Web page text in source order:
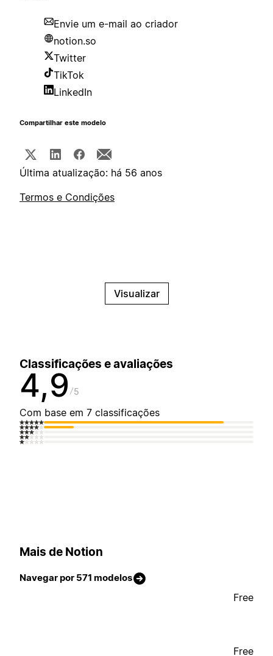
Envie um e-mail ao criador
notion.so
Twitter
TikTok
LinkedIn
Compartilhar este modelo
Última atualização: há 56 anos
Termos e Condições
Visualizar
Classificações e avaliações
4,9 5
Com base em 7 classificações
Mais de Notion
Navegar por 571 modelos
Free
Free